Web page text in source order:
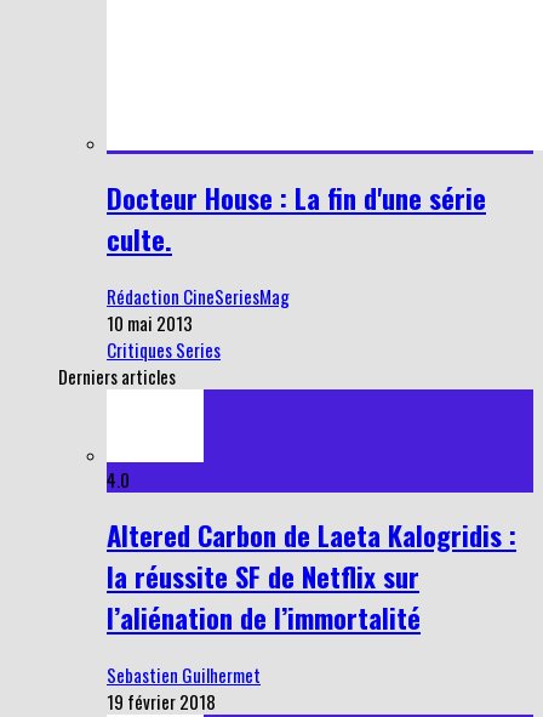
Docteur House : La fin d'une série
culte.
Rédaction CineSeriesMag
10 mai 2013
Critiques Series
Derniers articles
4.0
Altered Carbon de Laeta Kalogridis :
la réussite SF de Netflix sur
l’aliénation de l’immortalité
Sebastien Guilhermet
19 février 2018